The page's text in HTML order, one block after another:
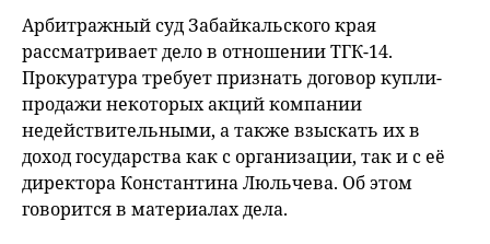
Арбитражный суд Забайкальского края
рассматривает дело в отношении ТГК-14.
Прокуратура требует признать договор купли-
продажи некоторых акций компании
недействительными, а также взыскать их в
доход государства как с организации, так и с её
директора Константина Люльчева. Об этом
говорится в материалах дела.